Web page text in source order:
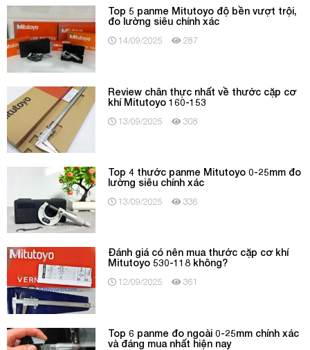
Top 5 panme Mitutoyo độ bền vượt trội,
đo lường siêu chính xác
14/09/2025 287
Review chân thực nhất về thước cặp cơ
khí Mitutoyo 160-153
13/09/2025 308
Top 4 thước panme Mitutoyo 0-25mm đo
lường siêu chính xác
13/09/2025 336
Đánh giá có nên mua thước cặp cơ khí
Mitutoyo 530-118 không?
12/09/2025 361
Top 6 panme đo ngoài 0-25mm chính xác
và đáng mua nhất hiện nay